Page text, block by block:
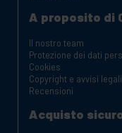
A proposito di
Il nostro team
Protezione dei dati
Cookies
Copyright e avvisi legali
Recensioni
Acquisto